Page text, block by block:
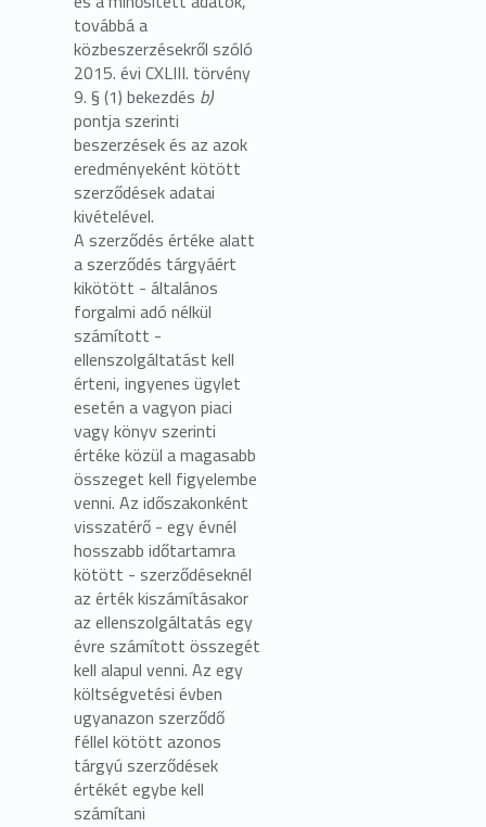
továbbá a
közbeszerzésekről szóló
2015. évi CXLIII. törvény
9. § (1) bekezdés b)
pontja szerinti
beszerzések és az azok
eredményeként kötött
szerződések adatai
kivételével.
A szerződés értéke alatt
a szerződés tárgyáért
kikötött - általános
forgalmi adó nélkül
számított -
ellenszolgáltatást kell
érteni, ingyenes ügylet
esetén a vagyon piaci
vagy könyv szerinti
értéke közül a magasabb
összeget kell figyelembe
venni. Az időszakonként
visszatérő - egy évnél
hosszabb időtartamra
kötött - szerződéseknél
az érték kiszámításakor
az ellenszolgáltatás egy
évre számított összegét
kell alapul venni. Az egy
költségvetési évben
ugyanazon szerződő
féllel kötött azonos
tárgyú szerződések
értékét egybe kell
számítani